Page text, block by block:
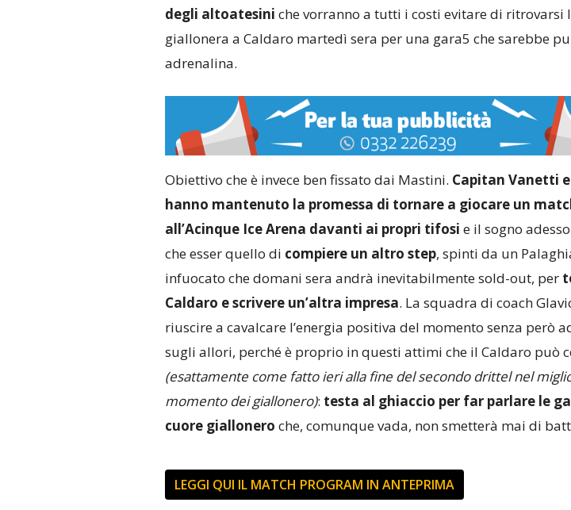
degli altoatesini che vorranno a tutti i costi evitare di ritrovarsi
giallonera a Caldaro martedì sera per una gara5 che sarebbe
adrenalina.
Obiettivo che è invece ben fissato dai Mastini. Capitan Vanetti
hanno mantenuto la promessa di tornare a giocare un
all’Acinque Ice Arena davanti ai propri tifosi e il sogno
che esser quello di compiere un altro step, spinti da un
infuocato che domani sera andrà inevitabilmente sold-out, per
Caldaro e scrivere un’altra impresa. La squadra di coach
riuscire a cavalcare l’energia positiva del momento senza però
sugli allori, perché è proprio in questi attimi che il Caldaro può
(esattamente come fatto ieri alla fine del secondo drittel nel
momento dei giallonero): testa al ghiaccio per far parlare le
cuore giallonero che, comunque vada, non smetterà mai di
LEGGI QUI IL MATCH PROGRAM IN ANTEPRIMA